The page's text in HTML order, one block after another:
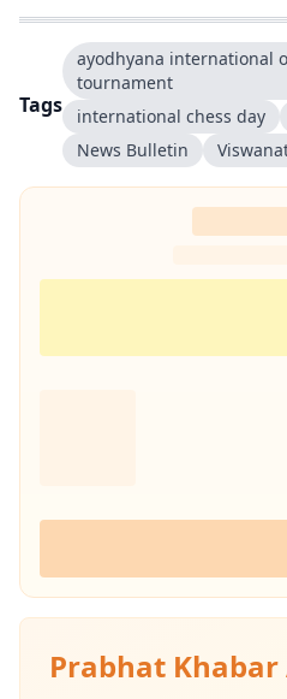
Tags
ayodhyana international
tournament
international chess day
News Bulletin
Prabhat Khabar